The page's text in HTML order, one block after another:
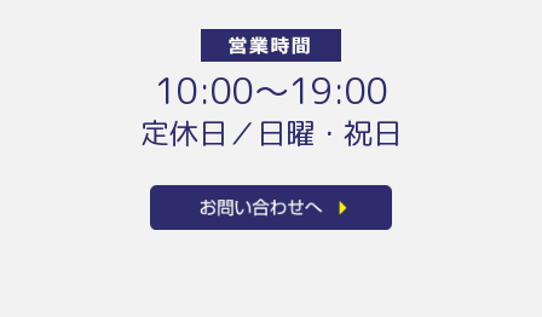
10:00〜19:00
定休日／日曜・祝日